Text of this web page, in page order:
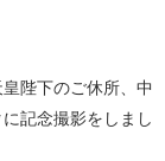
陛下のご休所、中
記念撮影をしまし